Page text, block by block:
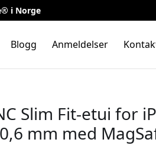
i Norge
Blogg Anmeldelser
Slim Fit-etui for
mm med